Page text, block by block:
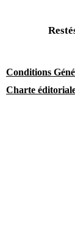
Conditions
Charte